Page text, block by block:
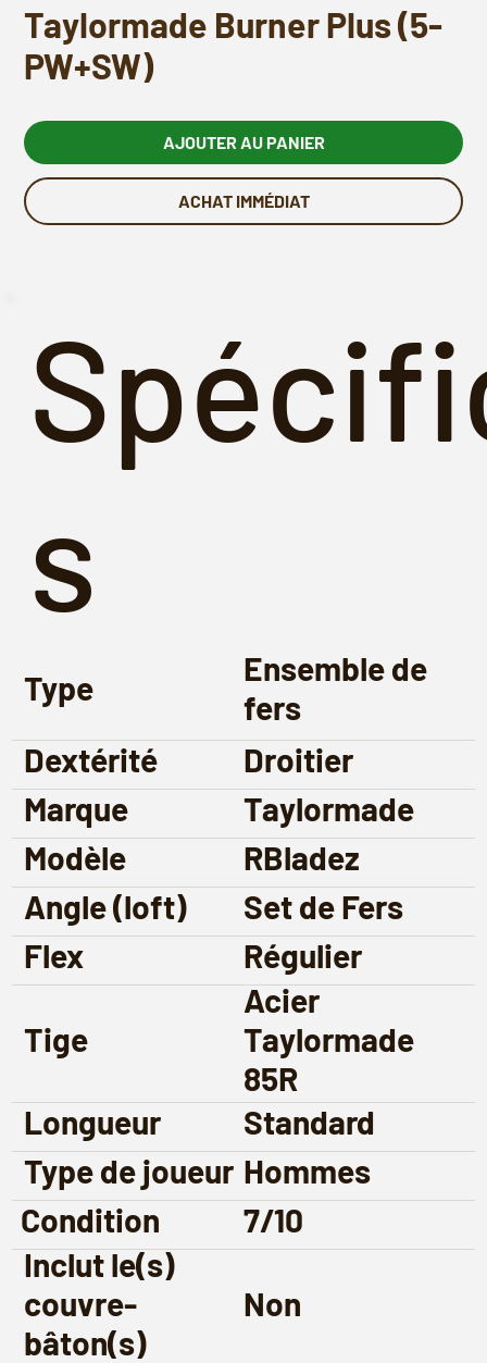
Taylormade Burner Plus (5-
PW+SW)
AJOUTER AU PANIER
ACHAT IMMÉDIAT
s
Type
Ensemble de
fers
Taylormade
Marque
Modèle
RBladez
Angle (loft)
Set de Fers
Flex
Régulier
Tige
Acier
Taylormade
85R
Longueur
Standard
Type de joueur Hommes
Condition
7/10
Inclut le(s)
couvre-
bâton(s)
Non
Dextérité Droitier